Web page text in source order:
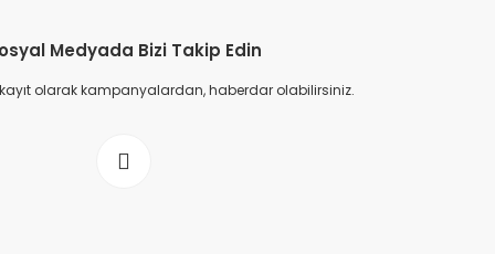
Medyada Bizi Takip Edin
olarak kampanyalardan, haberdar olabilirsiniz.